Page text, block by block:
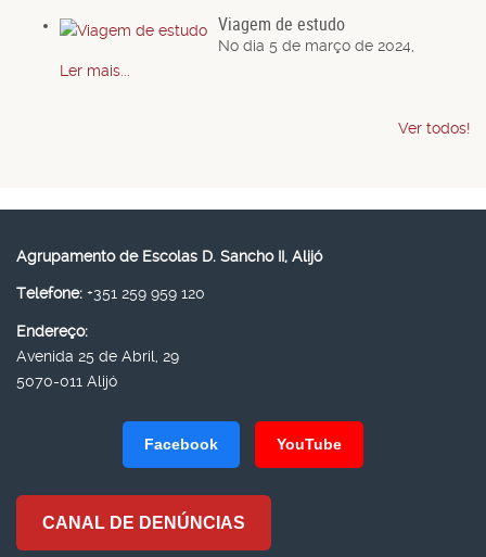
Viagem de estudo
No dia 5 de março de 2024,
Ler mais...
Ver todos!
Agrupamento de Escolas D. Sancho II, Alijó
Telefone: +351 259 959 120
Endereço:
Avenida 25 de Abril, 29
5070-011 Alijó
Facebook YouTube
CANAL DE DENÚNCIAS